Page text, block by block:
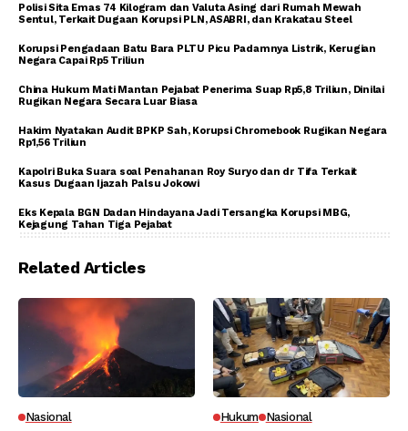
Polisi Sita Emas 74 Kilogram dan Valuta Asing dari Rumah Mewah
Sentul, Terkait Dugaan Korupsi PLN, ASABRI, dan Krakatau Steel
Korupsi Pengadaan Batu Bara PLTU Picu Padamnya Listrik, Kerugian
Negara Capai Rp5 Triliun
China Hukum Mati Mantan Pejabat Penerima Suap Rp5,8 Triliun, Dinilai
Rugikan Negara Secara Luar Biasa
Hakim Nyatakan Audit BPKP Sah, Korupsi Chromebook Rugikan Negara
Rp1,56 Triliun
Kapolri Buka Suara soal Penahanan Roy Suryo dan dr Tifa Terkait
Kasus Dugaan Ijazah Palsu Jokowi
Eks Kepala BGN Dadan Hindayana Jadi Tersangka Korupsi MBG,
Kejagung Tahan Tiga Pejabat
Related Articles
Nasional Hukum Nasional